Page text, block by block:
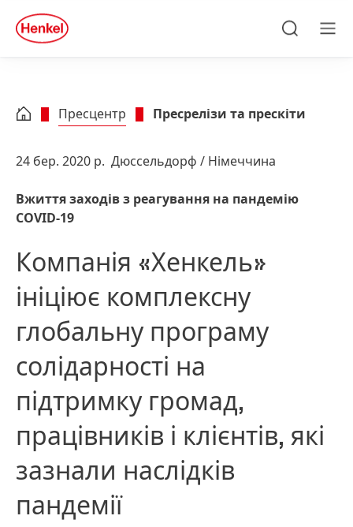
Skip to footer
quick
search
Пресцентр Пресрелізи та прескіти
24 бер. 2020 р. Дюссельдорф / Німеччина
Вжиття заходів з реагування на пандемію
COVID-19
Компанія «Хенкель»
ініціює комплексну
глобальну програму
солідарності на
підтримку громад,
працівників і клієнтів, які
зазнали наслідків
пандемії